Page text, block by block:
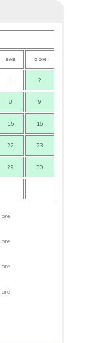
SAB DOM
1 2
8 9
15 16
22 23
29 30
ore
ore
ore
ore